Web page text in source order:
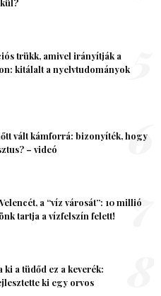
trükk, amivel irányítják a
kitálalt a nyelvtudományok
vált kámforrá: bizonyíték, hogy
– videó
6
a “víz városát”: 10 millió
tartja a vízfelszín felett!
7
ki a tüdőd ez a keverék:
ki egy orvos